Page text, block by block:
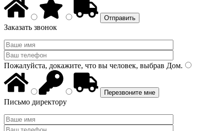
Заказать звонок
Пожалуйста, докажите, что вы человек, выбрав Дом.
Письмо директору